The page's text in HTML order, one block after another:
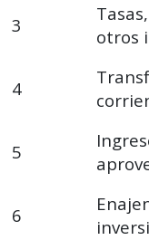
3
otros
4
5
6